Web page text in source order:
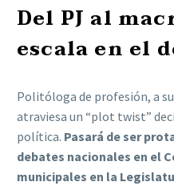
Del PJ al
escala en el
Politóloga de profesión, a
atraviesa un “plot twist”
política. Pasará de ser
debates nacionales en el
municipales en la